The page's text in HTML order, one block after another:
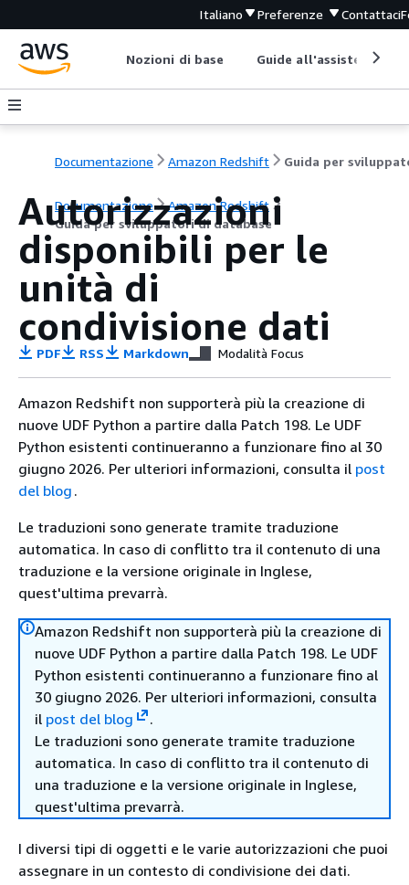
Italiano Preferenze Contattaci
Nozioni di base Guide all'assistenza
Documentazione Amazon Redshift
Documentazione
Amazon Redshift
Guida per sviluppatori di database
Autorizzazioni
disponibili per le
unità di
condivisione dati
PDF RSS Markdown Modalità Focus
Amazon Redshift non supporterà più la creazione di
nuove UDF Python a partire dalla Patch 198. Le UDF
Python esistenti continueranno a funzionare fino al 30
giugno 2026. Per ulteriori informazioni, consulta il post
del blog .
Le traduzioni sono generate tramite traduzione
automatica. In caso di conflitto tra il contenuto di una
traduzione e la versione originale in Inglese,
quest'ultima prevarrà.
Amazon Redshift non supporterà più la creazione di
nuove UDF Python a partire dalla Patch 198. Le UDF
Python esistenti continueranno a funzionare fino al
30 giugno 2026. Per ulteriori informazioni, consulta
il post del blog
.
Le traduzioni sono generate tramite traduzione
automatica. In caso di conflitto tra il contenuto di
una traduzione e la versione originale in Inglese,
quest'ultima prevarrà.
I diversi tipi di oggetti e le varie autorizzazioni che puoi
assegnare in un contesto di condivisione dei dati.